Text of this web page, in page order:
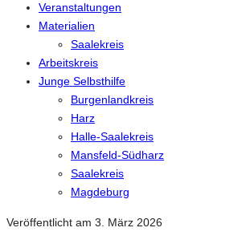
Veranstaltungen
Materialien
Saalekreis
Arbeitskreis
Junge Selbsthilfe
Burgenlandkreis
Harz
Halle-Saalekreis
Mansfeld-Südharz
Saalekreis
Magdeburg
Veröffentlicht am 3. März 2026